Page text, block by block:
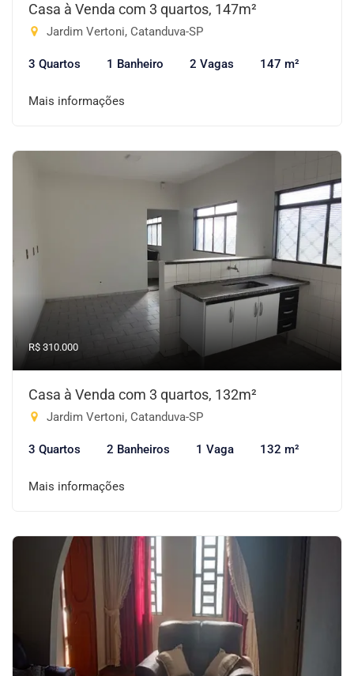
Casa à Venda com 3 quartos, 147m²
Jardim Vertoni, Catanduva-SP
3 Quartos 1 Banheiro 2 Vagas 147 m²
Mais informações
R$ 310.000
Casa à Venda com 3 quartos, 132m²
Jardim Vertoni, Catanduva-SP
3 Quartos 2 Banheiros 1 Vaga 132 m²
Mais informações